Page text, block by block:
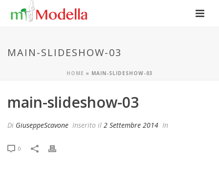
MAIN-SLIDESHOW-03
HOME » MAIN-SLIDESHOW-03
main-slideshow-03
Di GiuseppeScavone Inserito il 2 Settembre 2014 In
0